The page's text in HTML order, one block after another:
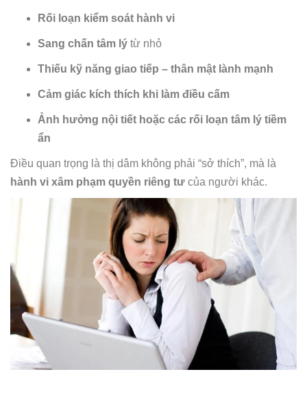
Rối loạn kiểm soát hành vi
Sang chấn tâm lý từ nhỏ
Thiếu kỹ năng giao tiếp – thân mật lành mạnh
Cảm giác kích thích khi làm điều cấm
Ảnh hưởng nội tiết hoặc các rối loạn tâm lý tiềm
ẩn
Điều quan trọng là thị dâm không phải “sở thích”, mà là
hành vi xâm phạm quyền riêng tư của người khác.